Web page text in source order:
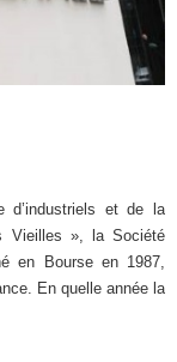
d’industriels et de la
Vieilles », la Société
en Bourse en 1987,
En quelle année la